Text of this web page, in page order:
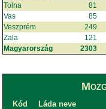
Tolna
81
Vas
85
Veszprém
249
Zala
121
Magyarország
2303
Kód Láda neve